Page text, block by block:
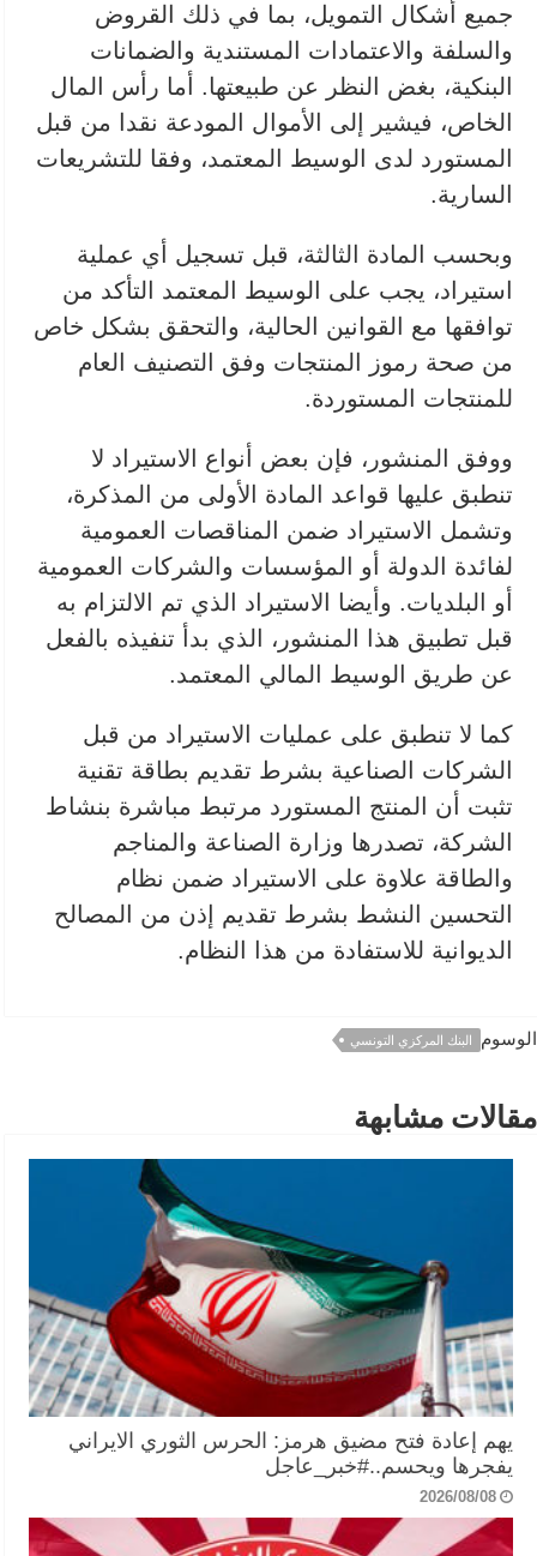
جميع أشكال التمويل، بما في ذلك القروض
والسلفة والاعتمادات المستندية والضمانات
البنكية، بغض النظر عن طبيعتها. أما رأس المال
الخاص، فيشير إلى الأموال المودعة نقدا من قبل
المستورد لدى الوسيط المعتمد، وفقا للتشريعات
السارية.
وبحسب المادة الثالثة، قبل تسجيل أي عملية
استيراد، يجب على الوسيط المعتمد التأكد من
توافقها مع القوانين الحالية، والتحقق بشكل خاص
من صحة رموز المنتجات وفق التصنيف العام
للمنتجات المستوردة.
ووفق المنشور، فإن بعض أنواع الاستيراد لا
تنطبق عليها قواعد المادة الأولى من المذكرة،
وتشمل الاستيراد ضمن المناقصات العمومية
لفائدة الدولة أو المؤسسات والشركات العمومية
أو البلديات. وأيضا الاستيراد الذي تم الالتزام به
قبل تطبيق هذا المنشور، الذي بدأ تنفيذه بالفعل
عن طريق الوسيط المالي المعتمد.
كما لا تنطبق على عمليات الاستيراد من قبل
الشركات الصناعية بشرط تقديم بطاقة تقنية
تثبت أن المنتج المستورد مرتبط مباشرة بنشاط
الشركة، تصدرها وزارة الصناعة والمناجم
والطاقة علاوة على الاستيراد ضمن نظام
التحسين النشط بشرط تقديم إذن من المصالح
الديوانية للاستفادة من هذا النظام.
الوسوم البنك المركزي التونسي
مقالات مشابهة
يهم إعادة فتح مضيق هرمز: الحرس الثوري الايراني
يفجرها ويحسم..#خبر_عاجل
2026/08/08